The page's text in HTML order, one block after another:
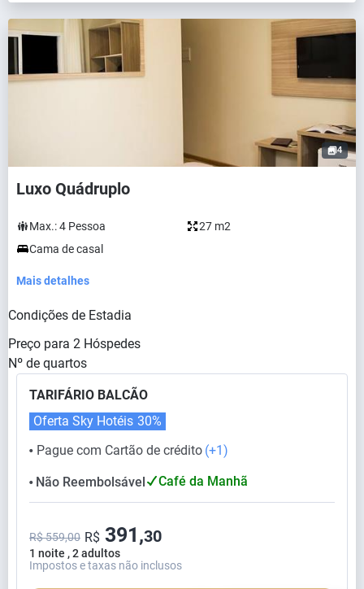
4
Luxo Quádruplo
Max.:4 Pessoa
27 m2
Cama de casal
Mais detalhes
Condições de Estadia
Preço para 2 Hóspedes
Nº de quartos
TARIFÁRIO BALCÃO
⬤ Pague com Cartão de crédito (+1)
Oferta Sky Hotéis 30%
⬤ Não Reembolsável Café da Manhã
1 noite , 2 adultos
R$ 559,00 R$ 391,30
Impostos e taxas não inclusos